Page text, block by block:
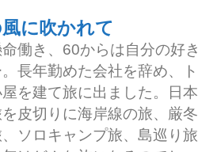
に吹かれて
働き、60からは自分の好き
長年勤めた会社を辞め、ト
を建て旅に出ました。日本
皮切りに海岸線の旅、厳冬
ソロキャンプ旅、島巡り旅